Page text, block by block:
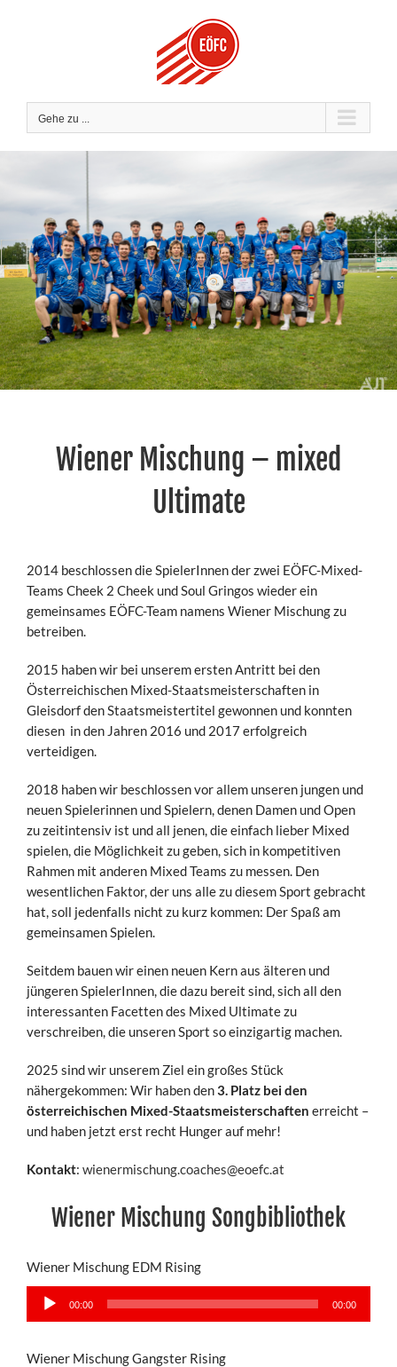
Gehe zu ...
Wiener Mischung – mixed
Ultimate
2014 beschlossen die SpielerInnen der zwei EÖFC-Mixed-
Teams Cheek 2 Cheek und Soul Gringos wieder ein
gemeinsames EÖFC-Team namens Wiener Mischung zu
betreiben.
2015 haben wir bei unserem ersten Antritt bei den
Österreichischen Mixed-Staatsmeisterschaften in
Gleisdorf den Staatsmeistertitel gewonnen und konnten
diesen in den Jahren 2016 und 2017 erfolgreich
verteidigen.
2018 haben wir beschlossen vor allem unseren jungen und
neuen Spielerinnen und Spielern, denen Damen und Open
zu zeitintensiv ist und all jenen, die einfach lieber Mixed
spielen, die Möglichkeit zu geben, sich in kompetitiven
Rahmen mit anderen Mixed Teams zu messen. Den
wesentlichen Faktor, der uns alle zu diesem Sport gebracht
hat, soll jedenfalls nicht zu kurz kommen: Der Spaß am
gemeinsamen Spielen.
Seitdem bauen wir einen neuen Kern aus älteren und
jüngeren SpielerInnen, die dazu bereit sind, sich all den
interessanten Facetten des Mixed Ultimate zu
verschreiben, die unseren Sport so einzigartig machen.
2025 sind wir unserem Ziel ein großes Stück
nähergekommen: Wir haben den3. Platz bei den
österreichischen Mixed-Staatsmeisterschaften erreicht –
und haben jetzt erst recht Hunger auf mehr!
Kontakt: wienermischung.coaches@eoefc.at
Wiener Mischung Songbibliothek
Wiener Mischung EDM Rising
Audio-
Player
00:00 00:00
Wiener Mischung Gangster Rising